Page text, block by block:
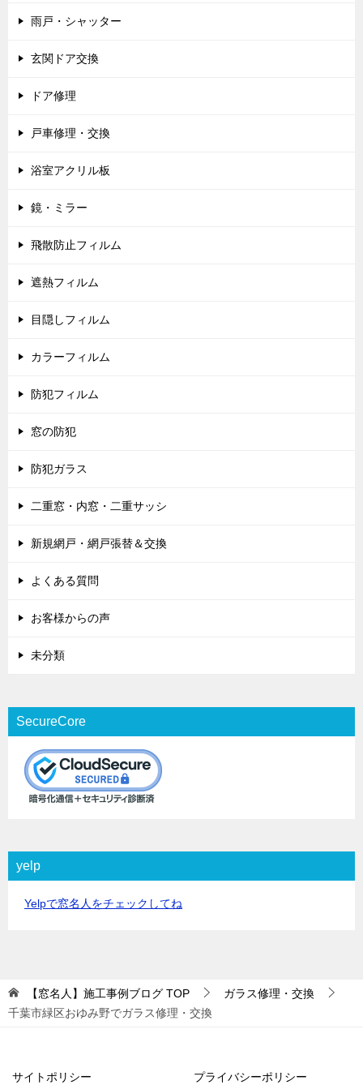
雨戸・シャッター
玄関ドア交換
ドア修理
戸車修理・交換
浴室アクリル板
鏡・ミラー
飛散防止フィルム
遮熱フィルム
目隠しフィルム
カラーフィルム
防犯フィルム
窓の防犯
防犯ガラス
二重窓・内窓・二重サッシ
新規網戸・網戸張替＆交換
よくある質問
お客様からの声
未分類
SecureCore
yelp
Yelpで窓名人をチェックしてね
【窓名人】施工事例ブログ TOP
ガラス修理・交換
千葉市緑区おゆみ野でガラス修理・交換
サイトポリシー プライバシーポリシー